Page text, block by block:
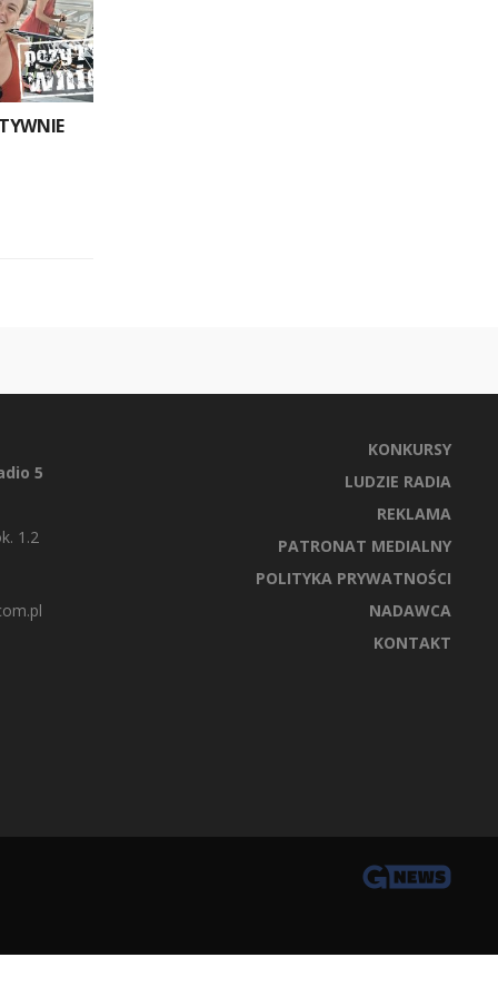
5
1.2
KONKURSY
LUDZIE RADIA
REKLAMA
PATRONAT MEDIALNY
POLITYKA PRYWATNOŚCI
NADAWCA
KONTAKT